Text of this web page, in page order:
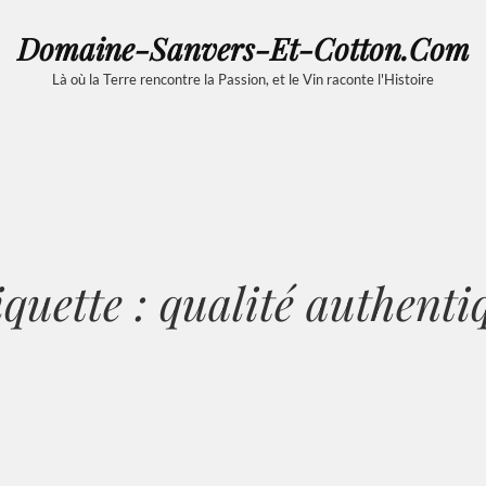
Domaine-Sanvers-Et-Cotton.com
Là où la Terre rencontre la Passion, et le Vin raconte l'Histoire
: qualité